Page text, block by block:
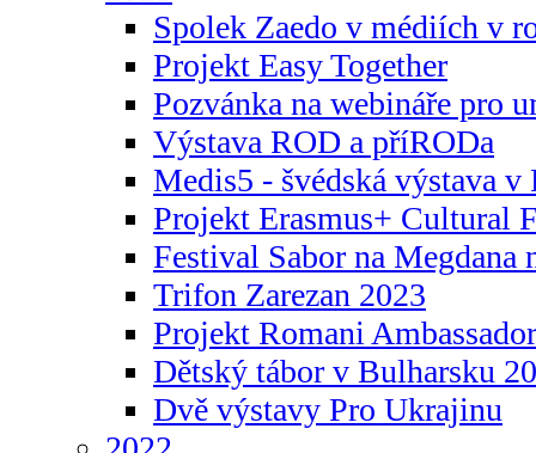
Spolek Zaedo v médiích v
Projekt Easy Together
Pozvánka na webináře pro
Výstava ROD a příRODa
Medis5 - švédská výstava v
Projekt Erasmus+ Cultural
Festival Sabor na Megdana
Trifon Zarezan 2023
Projekt Romani
Dětský tábor v Bulharsku
Dvě výstavy Pro Ukrajinu